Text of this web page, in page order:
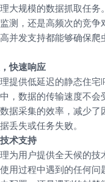
大规模的数据抓取任务
测，还是高频次的竞争
并发支持都能够确保爬
快速响应
提供低延迟的静态住宅
，数据的传输速度不会
据采集的效率，减少了
丢失或任务失败。
术支持
为用户提供全天候的技
用过程中遇到的任何问